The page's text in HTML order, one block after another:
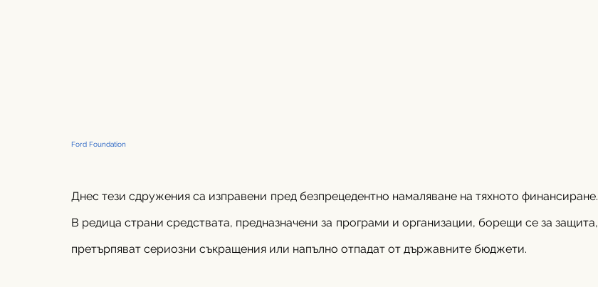
Ford Foundation
Днес тези сдружения са изправени пред безпрецедентно намаляване на тяхното финансиране.
В редица страни средствата, предназначени за програми и организации, борещи се за защита,
претърпяват сериозни съкращения или напълно отпадат от държавните бюджети.